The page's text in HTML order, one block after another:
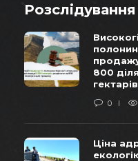
Розслідування
800
гектарів
0
Ціна